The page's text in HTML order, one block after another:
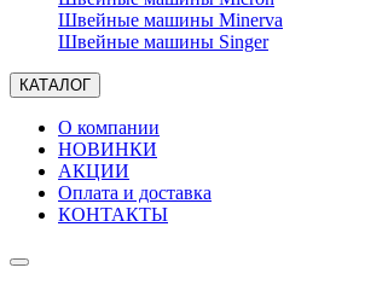
Швейные машины Minerva
Швейные машины Singer
КАТАЛОГ
О компании
НОВИНКИ
АКЦИИ
Оплата и доставка
КОНТАКТЫ